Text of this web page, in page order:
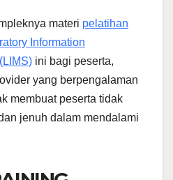
materi pelatihan
Information
ini bagi peserta,
yang berpengalaman
membuat peserta tidak
jenuh dalam mendalami